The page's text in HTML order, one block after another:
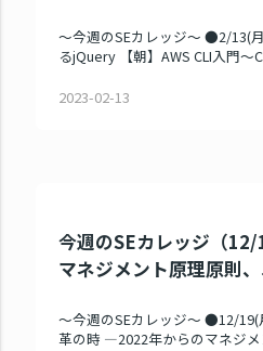
～今週のSEカレッジ～ ●2/13(
るjQuery 【朝】AWS CLI入門～
2023-02-13
今週のSEカレッジ（
マネジメント原理原則
～今週のSEカレッジ～ ●12/
革の時 ―2022年からのマネジ